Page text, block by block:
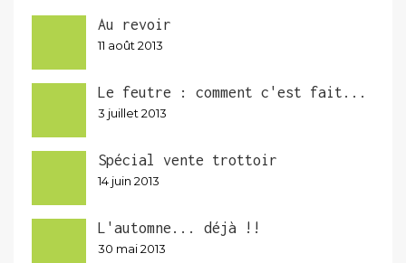
Au revoir
11 août 2013
Le feutre : comment c'est fait...
3 juillet 2013
Spécial vente trottoir
14 juin 2013
L'automne... déjà !!
30 mai 2013